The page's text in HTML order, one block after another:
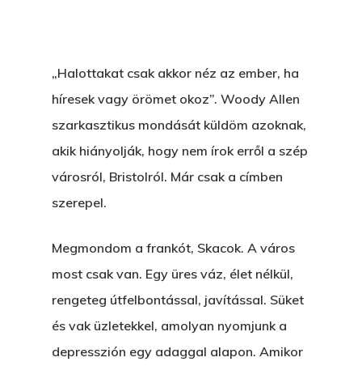
„Halottakat csak akkor néz az ember, ha
híresek vagy örömet okoz”. Woody Allen
szarkasztikus mondását küldöm azoknak,
akik hiányolják, hogy nem írok erről a szép
városról, Bristolról. Már csak a címben
szerepel.
Megmondom a frankót, Skacok. A város
most csak van. Egy üres váz, élet nélkül,
rengeteg útfelbontással, javítással. Süket
és vak üzletekkel, amolyan nyomjunk a
depresszión egy adaggal alapon. Amikor